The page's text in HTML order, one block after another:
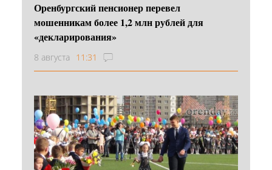
Оренбургский пенсионер перевел
мошенникам более 1,2 млн рублей для
«декларирования»
8 августа 11:31